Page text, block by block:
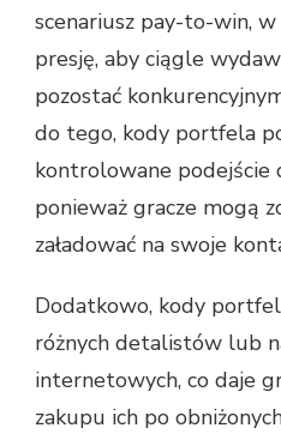
scenariusz pay-to-win,
presję, aby ciągle
pozostać
do tego, kody portfela
kontrolowane podejście
ponieważ gracze mogą
załadować na swoje
Dodatkowo, kody
różnych detalistów lub
internetowych, co daje
zakupu ich po